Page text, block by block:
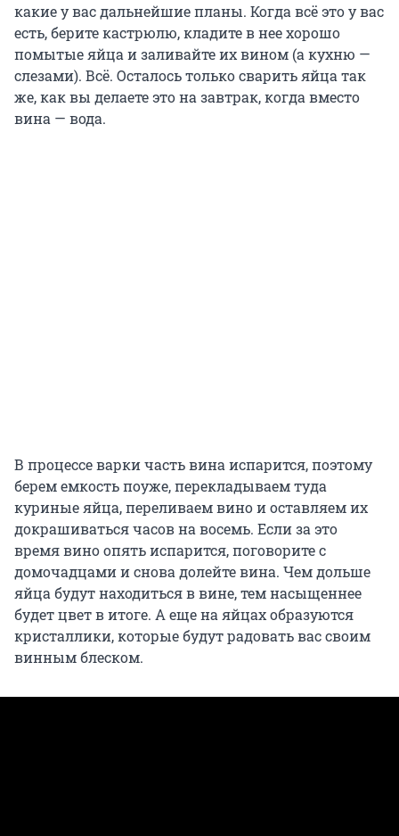
какие у вас дальнейшие планы. Когда всё это у вас
есть, берите кастрюлю, кладите в нее хорошо
помытые яйца и заливайте их вином (а кухню —
слезами). Всё. Осталось только сварить яйца так
же, как вы делаете это на завтрак, когда вместо
вина — вода.
В процессе варки часть вина испарится, поэтому
берем емкость поуже, перекладываем туда
куриные яйца, переливаем вино и оставляем их
докрашиваться часов на восемь. Если за это
время вино опять испарится, поговорите с
домочадцами и снова долейте вина. Чем дольше
яйца будут находиться в вине, тем насыщеннее
будет цвет в итоге. А еще на яйцах образуются
кристаллики, которые будут радовать вас своим
винным блеском.